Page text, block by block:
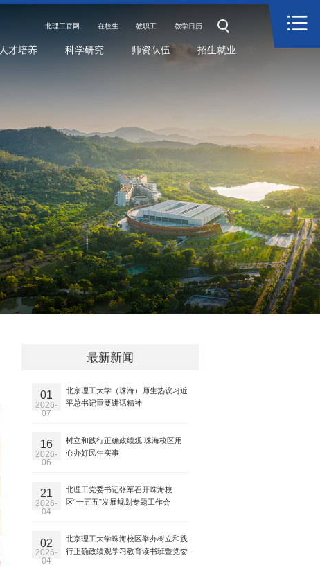
北理工官网 在校生 教职工 教学日历
人才培养 科学研究 师资队伍 招生就业
最新新闻
01
2026-
07
北京理工大学（珠海）师生热议习近
平总书记重要讲话精神
16
2026-
06
树立和践行正确政绩观 珠海校区用
心办好民生实事
21
2026-
04
北理工党委书记张军召开珠海校
区“十五五”发展规划专题工作会
02
2026-
04
北京理工大学珠海校区举办树立和践
行正确政绩观学习教育读书班暨党委